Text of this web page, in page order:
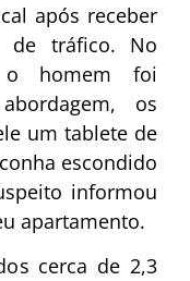
após receber
de tráfico. No
o homem foi
os
um tablete de
escondido
informou
apartamento.
cerca de 2,3